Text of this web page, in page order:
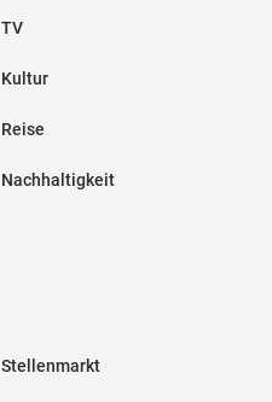
TV
Kultur
Reise
Nachhaltigkeit
Stellenmarkt